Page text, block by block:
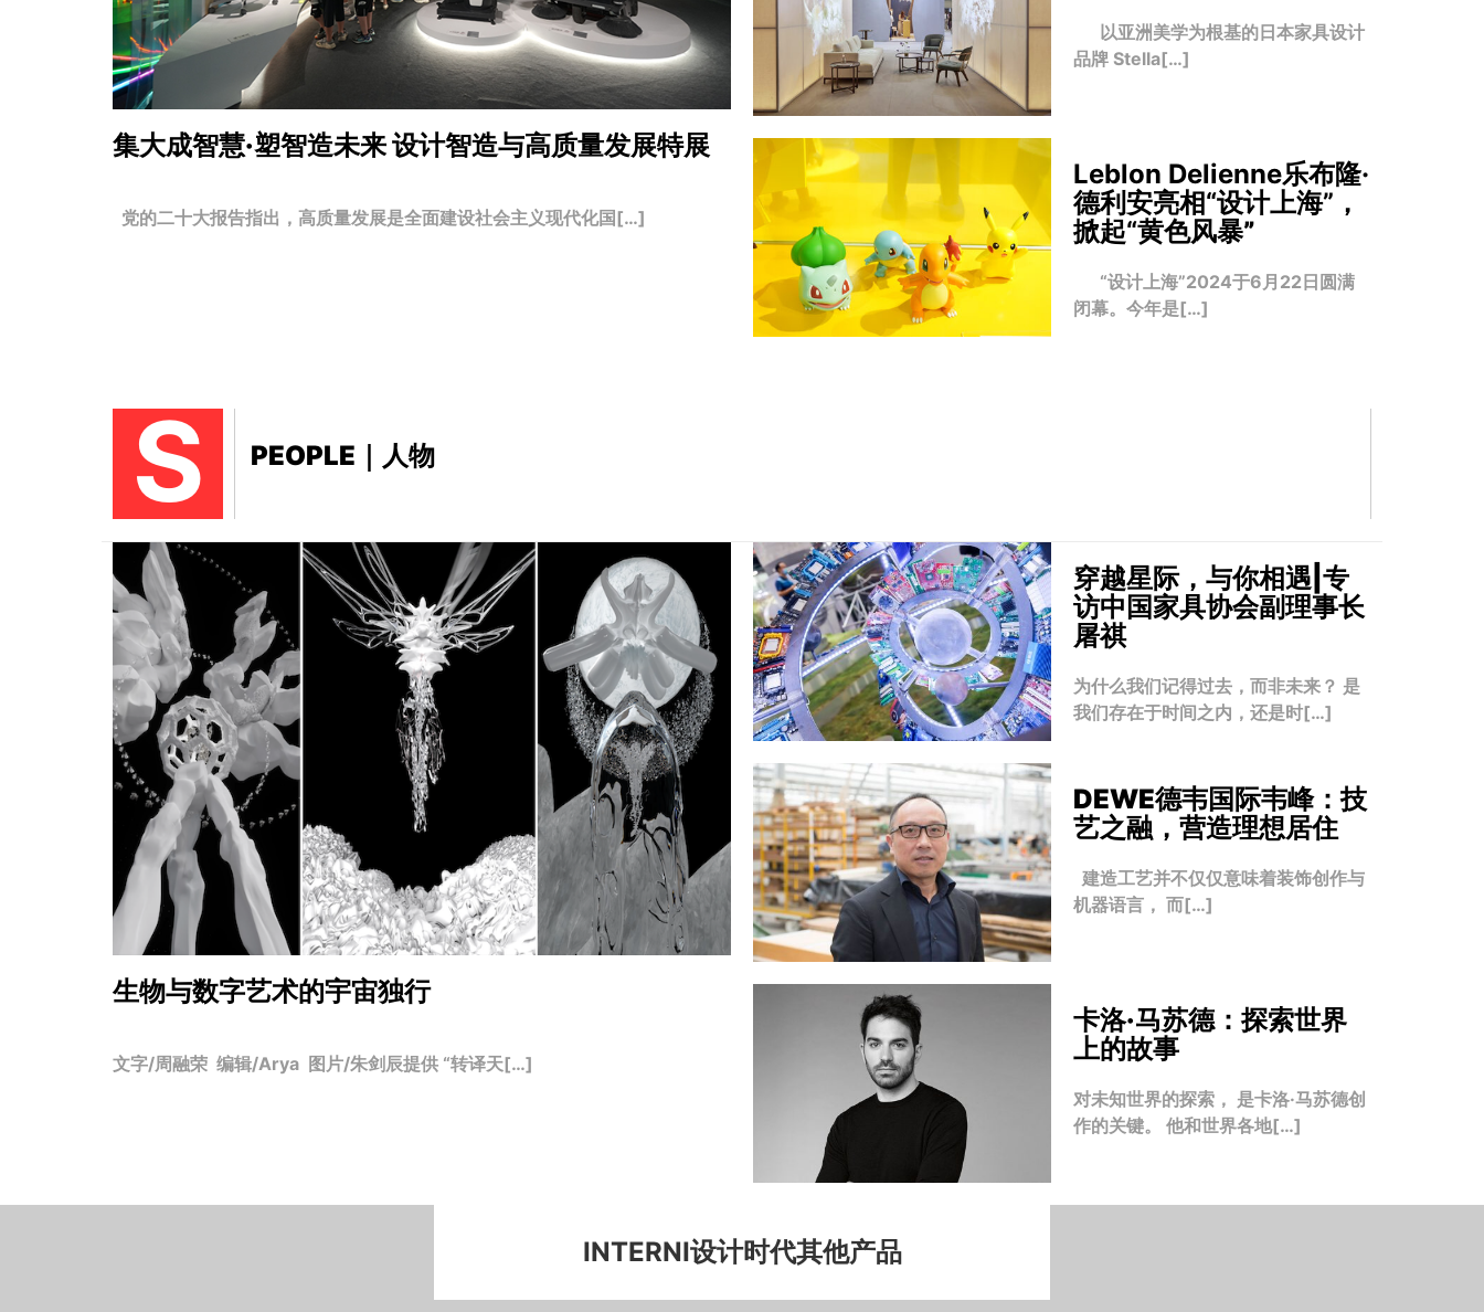
集大成智慧·塑智造未来设计智造与高质量发展特展
党的二十大报告指出，高质量发展是全面建设社会主义现代化国[…]
以亚洲美学为根基的日本家具设计
品牌 Stella[…]
Leblon Delienne乐布隆·
德利安亮相“设计上海”，
掀起“黄色风暴”
“设计上海”2024于6月22日圆满
闭幕。今年是[…]
S PEOPLE｜人物
生物与数字艺术的宇宙独行
文字/周融荣 编辑/Arya 图片/朱剑辰提供 “转译天[…]
穿越星际，与你相遇|专
访中国家具协会副理事长
屠祺
为什么我们记得过去，而非未来？ 是
我们存在于时间之内，还是时[…]
DEWE德韦国际韦峰：技
艺之融，营造理想居住
建造工艺并不仅仅意味着装饰创作与
机器语言， 而[…]
卡洛·马苏德：探索世界
上的故事
对未知世界的探索， 是卡洛·马苏德创
作的关键。 他和世界各地[…]
INTERNI设计时代其他产品